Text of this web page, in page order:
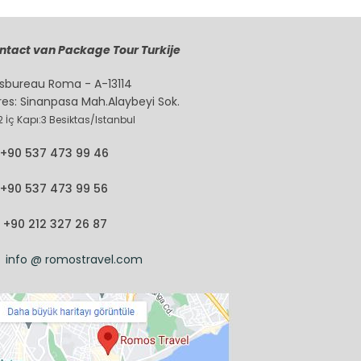
van Package Tour Turkije
Roma - A-13114
Sinanpasa Mah.Alaybeyi Sok.
İç Kapı:3 Besiktas/Istanbul
+90 537 473 99 46
+90 537 473 99 56
+90 212 327 26 87
info @ romostravel.com